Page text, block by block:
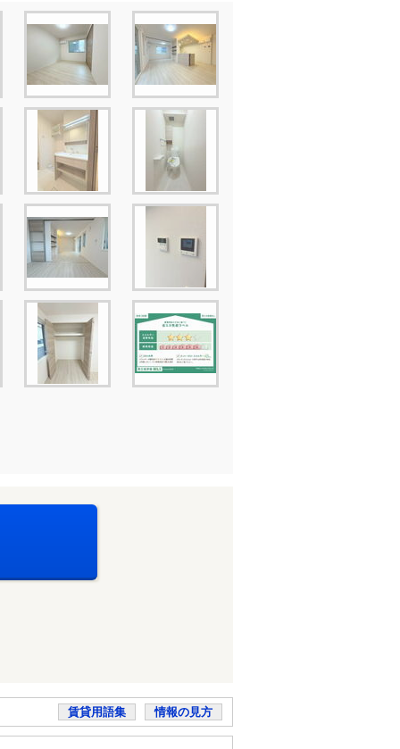
賃貸用語集 情報の見方